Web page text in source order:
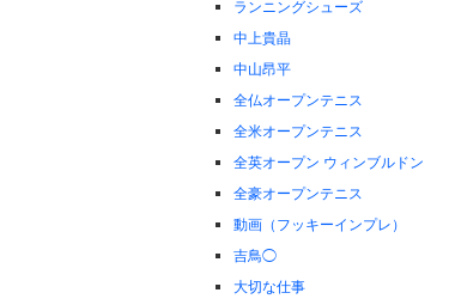
ランニングシューズ
中上貴晶
中山昂平
全仏オープンテニス
全米オープンテニス
全英オープン ウィンブルドン
全豪オープンテニス
動画（フッキーインプレ）
吉鳥◯
大切な仕事